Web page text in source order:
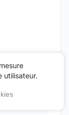
utilisateur.